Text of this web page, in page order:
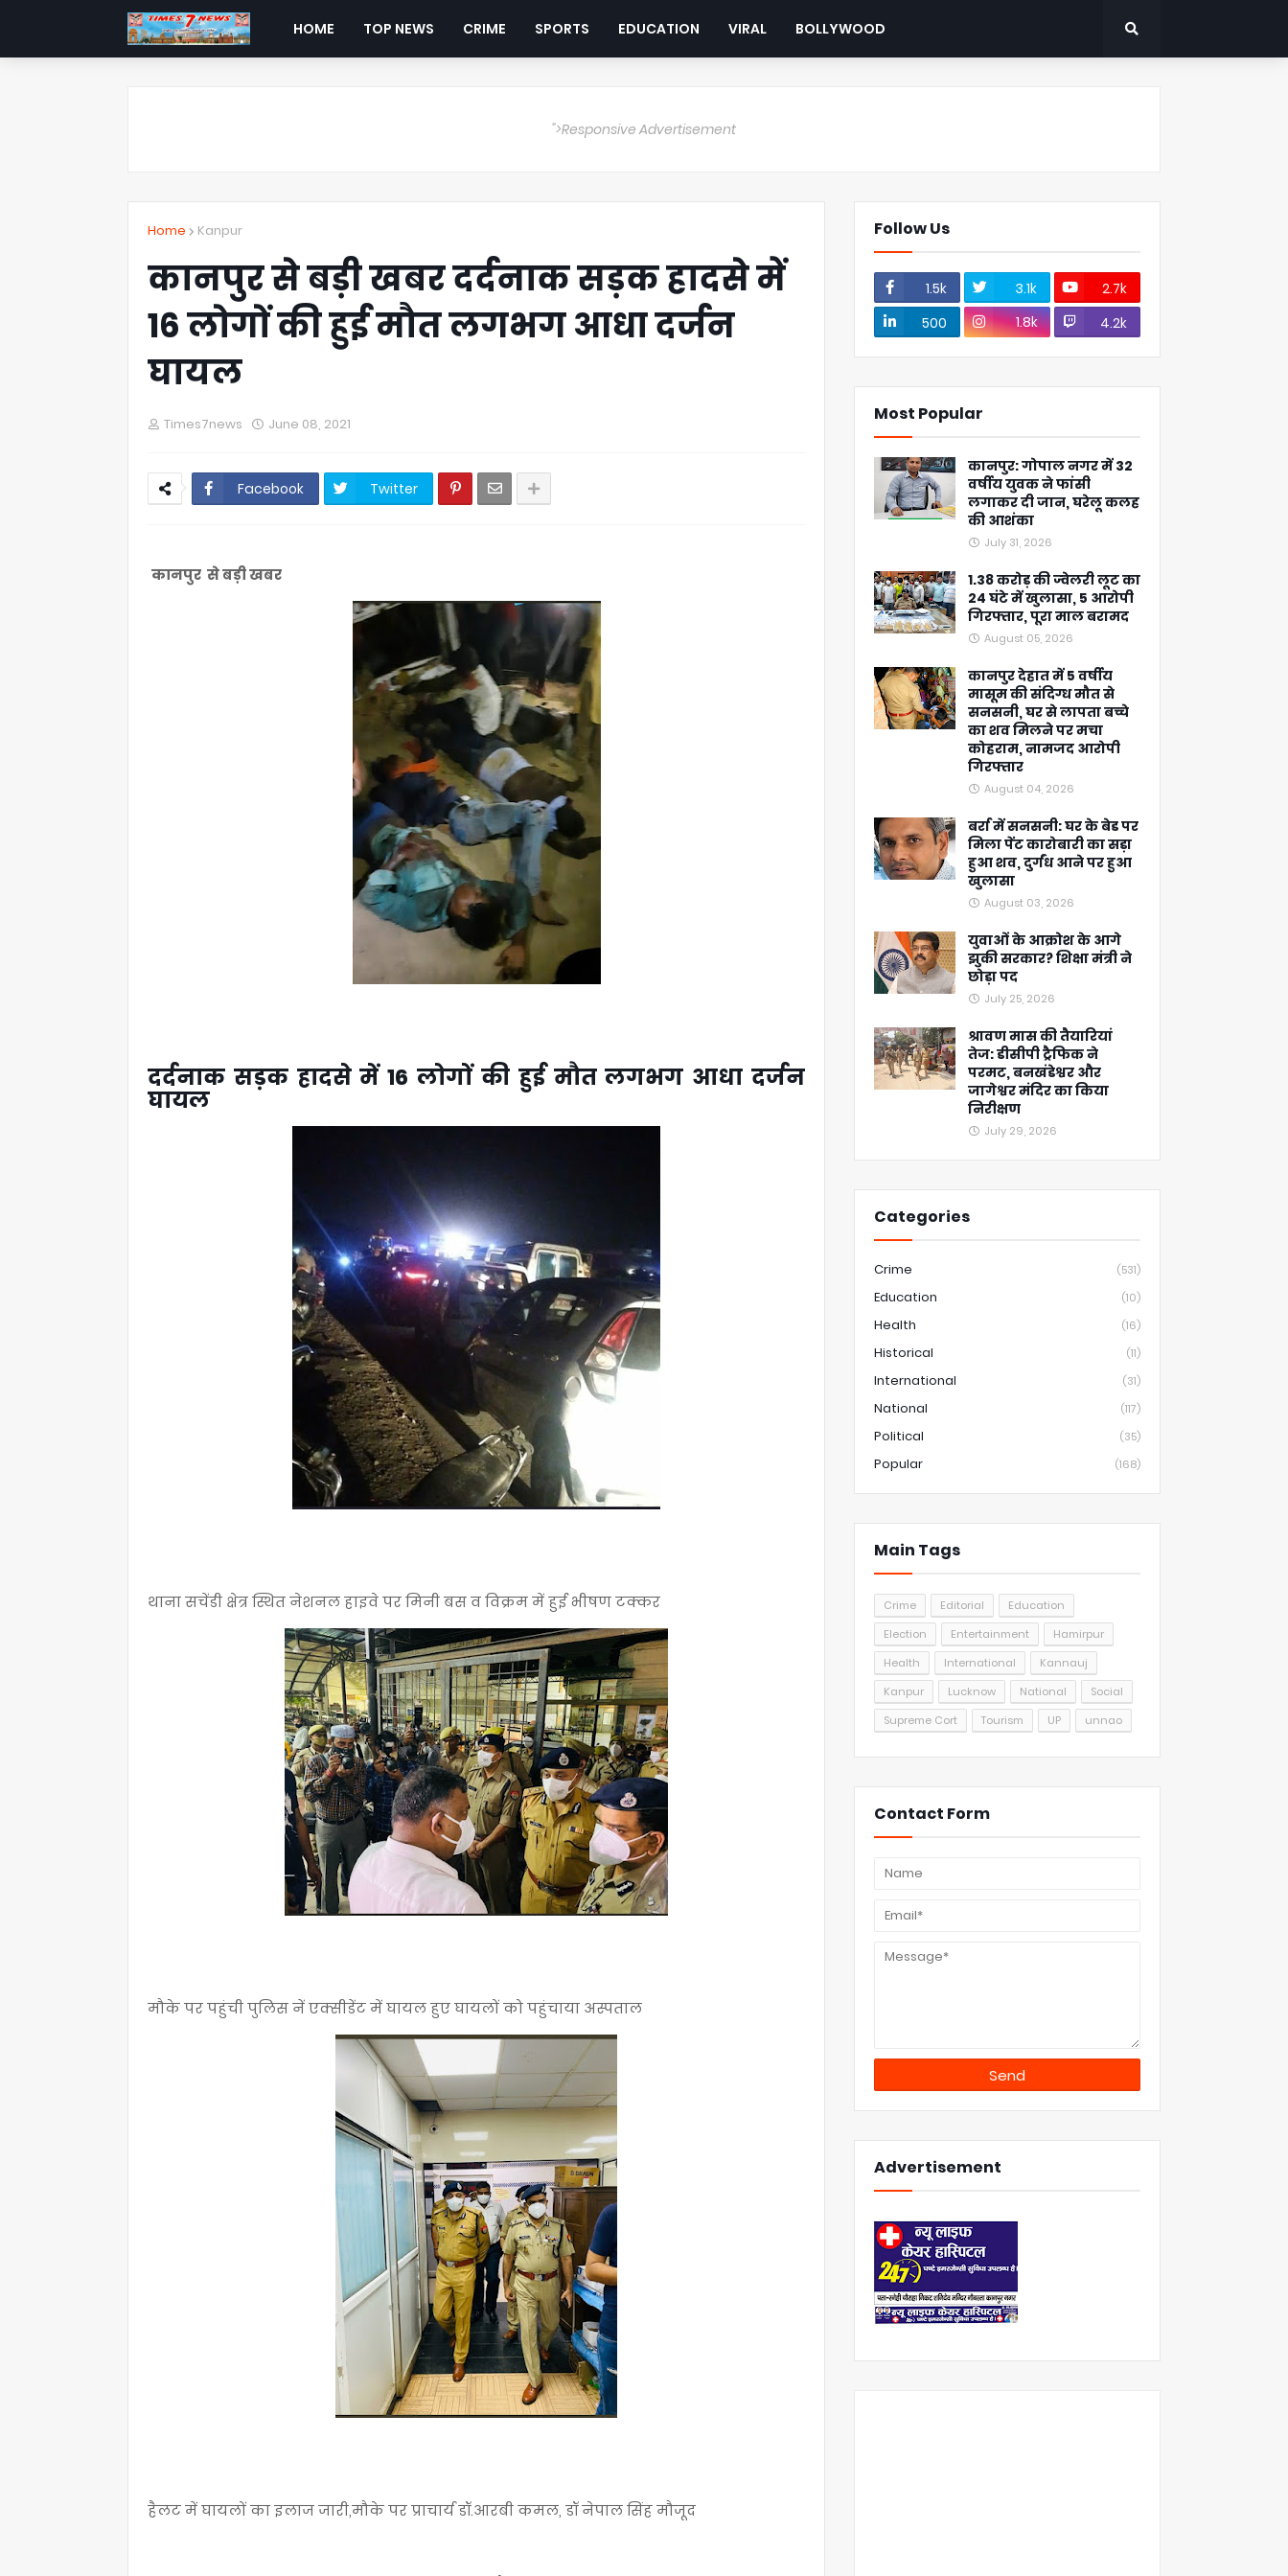
HOME TOP NEWS CRIME SPORTS EDUCATION VIRAL BOLLYWOOD
">Responsive Advertisement
Home Kanpur
कानपुर से बड़ी खबर दर्दनाक सड़क हादसे में
16 लोगों की हुई मौत लगभग आधा दर्जन
घायल
Times7news June 08, 2021
Facebook Twitter
कानपुर से बड़ी खबर
दर्दनाक सड़क हादसे में 16 लोगों की हुई मौत लगभग आधा दर्जन
घायल
थाना सचेंडी क्षेत्र स्थित नेशनल हाइवे पर मिनी बस व विक्रम में हुई भीषण टक्कर
मौके पर पहुंची पुलिस नें एक्सीडेंट में घायल हुए घायलों को पहुंचाया अस्पताल
हैलट में घायलों का इलाज जारी,मौके पर प्राचार्य डॉ.आरबी कमल, डॉ नेपाल सिंह मौजूद
Follow Us
1.5k 3.1k
2.7k
500
1.8k 4.2k
Most Popular
कानपुर: गोपाल नगर में 32
वर्षीय युवक ने फांसी
लगाकर दी जान, घरेलू कलह
की आशंका
July 31, 2026
1.38 करोड़ की ज्वेलरी लूट का
24 घंटे में खुलासा, 5 आरोपी
गिरफ्तार, पूरा माल बरामद
August 05, 2026
कानपुर देहात में 5 वर्षीय
मासूम की संदिग्ध मौत से
सनसनी, घर से लापता बच्चे
का शव मिलने पर मचा
कोहराम, नामजद आरोपी
गिरफ्तार
August 04, 2026
बर्रा में सनसनी: घर के बेड पर
मिला पेंट कारोबारी का सड़ा
हुआ शव, दुर्गंध आने पर हुआ
खुलासा
August 03, 2026
युवाओं के आक्रोश के आगे
झुकी सरकार? शिक्षा मंत्री ने
छोड़ा पद
July 25, 2026
श्रावण मास की तैयारियां
तेज: डीसीपी ट्रैफिक ने
परमट, बनखंडेश्वर और
जागेश्वर मंदिर का किया
निरीक्षण
July 29, 2026
Categories
Crime (531)
Education (10)
Health (16)
Historical (11)
International (31)
National (117)
Political (35)
Popular (168)
Main Tags
Crime Editorial
Education
Election
Entertainment
Hamirpur
Health
International
Kannauj
Kanpur
Lucknow National
Social
Supreme Cort
Tourism UP unnao
Contact Form
Advertisement